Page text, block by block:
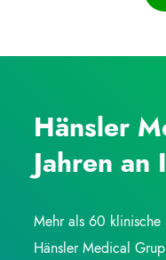
Hänsler
Jahren an
Mehr als 60 klinische
Hänsler Medical